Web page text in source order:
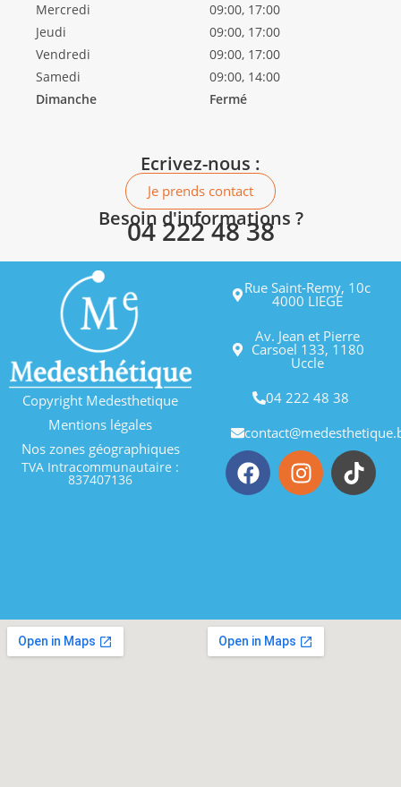
Mercredi
Jeudi
Vendredi
Samedi
Dimanche
09:00, 17:00
09:00, 17:00
09:00, 17:00
09:00, 14:00
Fermé
Ecrivez-nous :
Je prends contact
Besoin d'informations ?
04 222 48 38
Copyright Medesthetique
Mentions légales
Nos zones géographiques
TVA Intracommunautaire :
837407136
Rue Saint-Remy, 10c
4000 LIEGE
Av. Jean et Pierre
Carsoel 133, 1180
Uccle
04 222 48 38